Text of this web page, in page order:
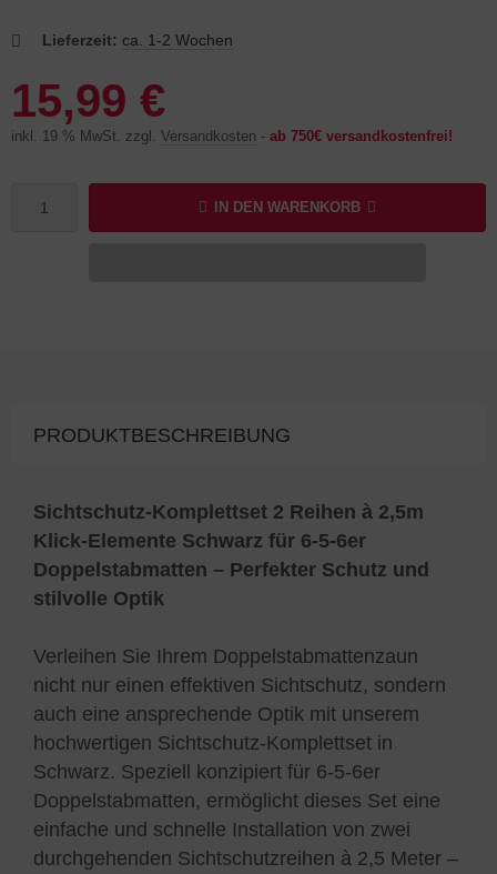
Lieferzeit: ca. 1-2 Wochen
15,99 €
inkl. 19 % MwSt. zzgl. Versandkosten - ab 750€ versandkostenfrei!
IN DEN WARENKORB
PRODUKTBESCHREIBUNG
Sichtschutz-Komplettset 2 Reihen à 2,5m
Klick-Elemente Schwarz für 6-5-6er
Doppelstabmatten – Perfekter Schutz und
stilvolle Optik
Verleihen Sie Ihrem Doppelstabmattenzaun
nicht nur einen effektiven Sichtschutz, sondern
auch eine ansprechende Optik mit unserem
hochwertigen Sichtschutz-Komplettset in
Schwarz. Speziell konzipiert für 6-5-6er
Doppelstabmatten, ermöglicht dieses Set eine
einfache und schnelle Installation von zwei
durchgehenden Sichtschutzreihen à 2,5 Meter –